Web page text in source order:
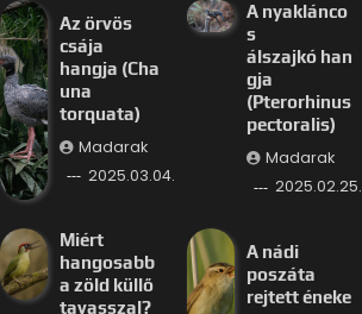
Az örvös
csája
hangja (Cha
una
torquata)
Madarak
2025.03.04.
A nyaklánco
s
álszajkó han
gja
(Pterorhinus
pectoralis)
Madarak
2025.02.25.
Miért
hangosabb
a zöld küllő
tavasszal?
A nádi
poszáta
rejtett éneke